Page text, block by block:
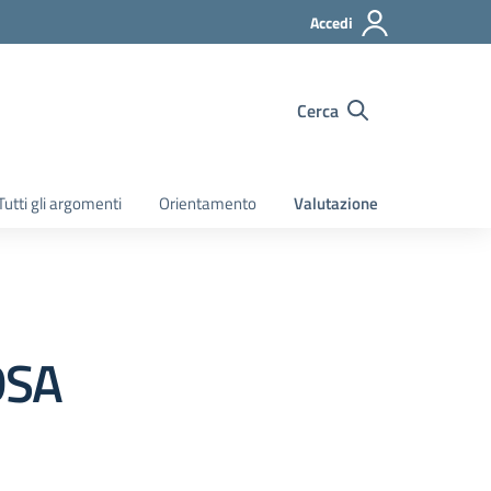
Accedi
Cerca
gli argomenti Orientamento Valutazione